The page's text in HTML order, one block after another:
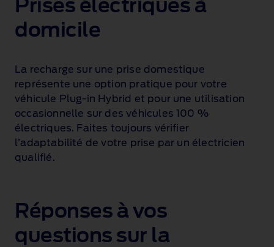
Prises électriques à
domicile
La recharge sur une prise domestique
représente une option pratique pour votre
véhicule Plug‑in Hybrid et pour une utilisation
occasionnelle sur des véhicules 100 %
électriques. Faites toujours vérifier
l’adaptabilité de votre prise par un électricien
qualifié.
Réponses à vos
questions sur la